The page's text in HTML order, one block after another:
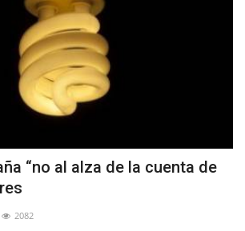
“no al alza de la cuenta de
2082